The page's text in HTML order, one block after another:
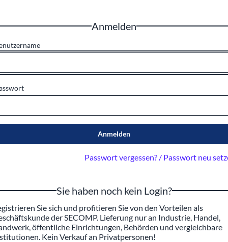
Anmelden
Anmelden
Passwort vergessen? / Passwort neu
Sie haben noch kein Login?
Sie sich und profitieren Sie von den Vorteilen als
der SECOMP. Lieferung nur an Industrie, Handel,
öffentliche Einrichtungen, Behörden und vergleichbare
Kein Verkauf an Privatpersonen!